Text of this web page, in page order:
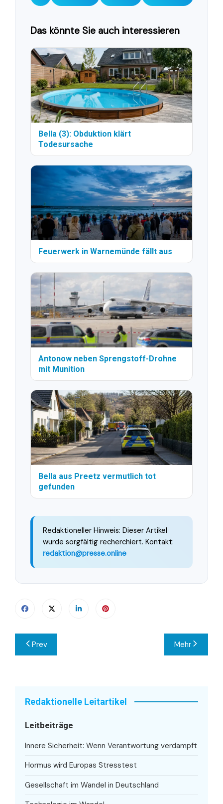
Das könnte Sie auch interessieren
Bella (3): Obduktion klärt
Todesursache
Feuerwerk in Warnemünde fällt aus
Antonow neben Sprengstoff-Drohne
mit Munition
Bella aus Preetz vermutlich tot
gefunden
Redaktioneller Hinweis: Dieser Artikel
wurde sorgfältig recherchiert. Kontakt:
redaktion@presse.online
Beitragsnavigation
Prev Mehr
Redaktionelle Leitartikel
Leitbeiträge
Innere Sicherheit: Wenn Verantwortung verdampft
Hormus wird Europas Stresstest
Gesellschaft im Wandel in Deutschland